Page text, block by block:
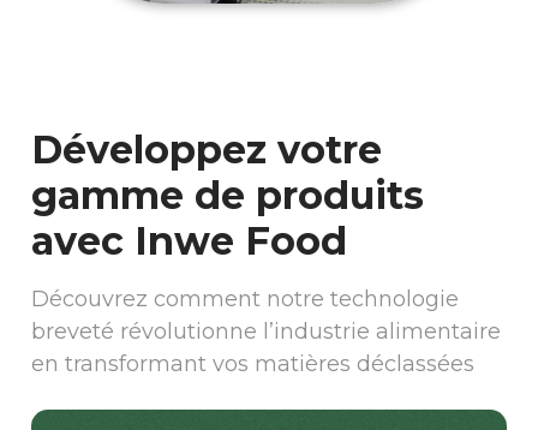
Développez votre
gamme de produits
avec Inwe Food
Découvrez comment notre technologie
breveté révolutionne l’industrie alimentaire
en transformant vos matières déclassées